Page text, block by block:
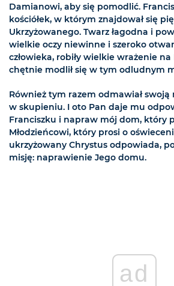
Damianowi, aby się pomodlić.
kościółek, w którym znajdował się
Ukrzyżowanego. Twarz łagodna i
wielkie oczy niewinne i szeroko
człowieka, robiły wielkie wrażenie
chętnie modlił się w tym odludnym
Również tym razem odmawiał
w skupieniu. I oto Pan daje mu
Franciszku i napraw mój dom, który
Młodzieńcowi, który prosi o
ukrzyżowany Chrystus odpowiada,
misję: naprawienie Jego domu.
ad